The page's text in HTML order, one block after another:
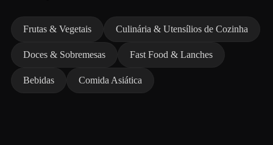
Frutas & Vegetais Culinária & Utensílios de Cozinha
Doces & Sobremesas Fast Food & Lanches
Bebidas Comida Asiática